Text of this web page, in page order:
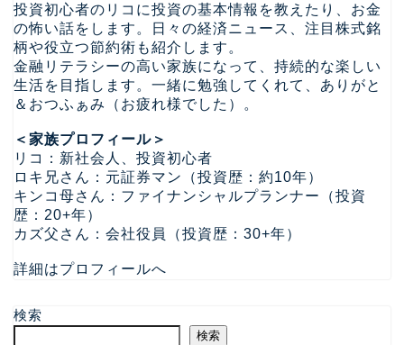
投資初心者のリコに投資の基本情報を教えたり、お金
の怖い話をします。日々の経済ニュース、注目株式銘
柄や役立つ節約術も紹介します。
金融リテラシーの高い家族になって、持続的な楽しい
生活を目指します。一緒に勉強してくれて、ありがと
＆おつふぁみ（お疲れ様でした）。
＜家族プロフィール＞
リコ：新社会人、投資初心者
ロキ兄さん：元証券マン（投資歴：約10年）
キンコ母さん：ファイナンシャルプランナー（投資
歴：20+年）
カズ父さん：会社役員（投資歴：30+年）
詳細はプロフィールへ
検索
検索